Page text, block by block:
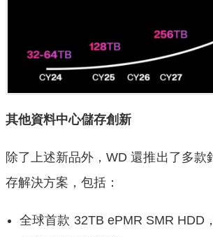
其他資料中心儲存創新
除了上述新品外，WD 還推出了多款
存解決方案，包括：
全球首款 32TB ePMR SMR HDD